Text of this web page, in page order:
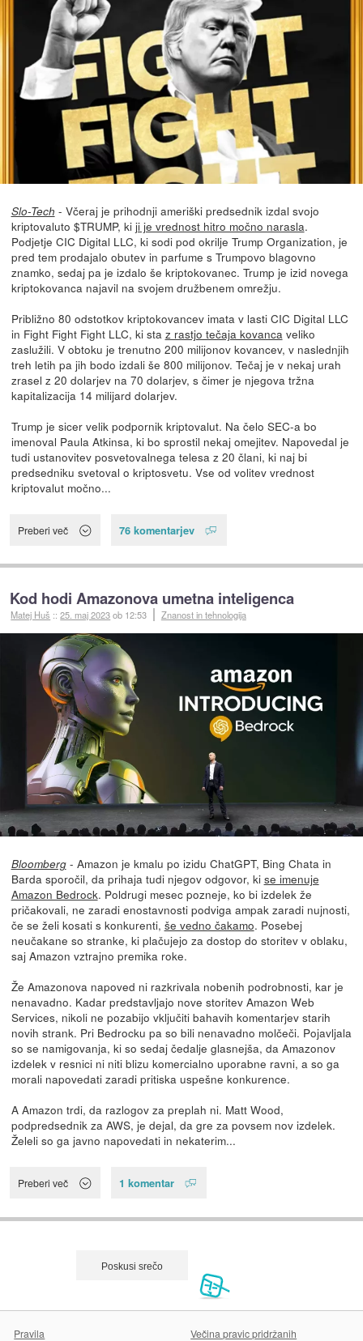
Slo-Tech - Včeraj je prihodnji ameriški predsednik izdal svojo
kriptovaluto $TRUMP, ki ji je vrednost hitro močno narasla.
Podjetje CIC Digital LLC, ki sodi pod okrilje Trump Organization, je
pred tem prodajalo obutev in parfume s Trumpovo blagovno
znamko, sedaj pa je izdalo še kriptokovanec. Trump je izid novega
kriptokovanca najavil na svojem družbenem omrežju.
Približno 80 odstotkov kriptokovancev imata v lasti CIC Digital LLC
in Fight Fight Fight LLC, ki sta z rastjo tečaja kovanca veliko
zaslužili. V obtoku je trenutno 200 milijonov kovancev, v naslednjih
treh letih pa jih bodo izdali še 800 milijonov. Tečaj je v nekaj urah
zrasel z 20 dolarjev na 70 dolarjev, s čimer je njegova tržna
kapitalizacija 14 milijard dolarjev.
Trump je sicer velik podpornik kriptovalut. Na čelo SEC-a bo
imenoval Paula Atkinsa, ki bo sprostil nekaj omejitev. Napovedal je
tudi ustanovitev posvetovalnega telesa z 20 člani, ki naj bi
predsedniku svetoval o kriptosvetu. Vse od volitev vrednost
kriptovalut močno...
Preberi več 76 komentarjev
Kod hodi Amazonova umetna inteligenca
Matej Huš ::25. maj 2023ob 12:53 Znanost in tehnologija
Bloomberg- Amazon je kmalu po izidu ChatGPT, Bing Chata in
Barda sporočil, da prihaja tudi njegov odgovor, ki se imenuje
Amazon Bedrock. Poldrugi mesec pozneje, ko bi izdelek že
pričakovali, ne zaradi enostavnosti podviga ampak zaradi nujnosti,
če se želi kosati s konkurenti, še vedno čakamo. Posebej
neučakane so stranke, ki plačujejo za dostop do storitev v oblaku,
saj Amazon vztrajno premika roke.
Že Amazonova napoved ni razkrivala nobenih podrobnosti, kar je
nenavadno. Kadar predstavljajo nove storitev Amazon Web
Services, nikoli ne pozabijo vključiti bahavih komentarjev starih
novih strank. Pri Bedrocku pa so bili nenavadno molčeči. Pojavljala
so se namigovanja, ki so sedaj čedalje glasnejša, da Amazonov
izdelek v resnici ni niti blizu komercialno uporabne ravni, a so ga
morali napovedati zaradi pritiska uspešne konkurence.
A Amazon trdi, da razlogov za preplah ni. Matt Wood,
podpredsednik za AWS, je dejal, da gre za povsem nov izdelek.
Želeli so ga javno napovedati in nekaterim...
Preberi več 1 komentar
Pravila Večina pravic pridržanih